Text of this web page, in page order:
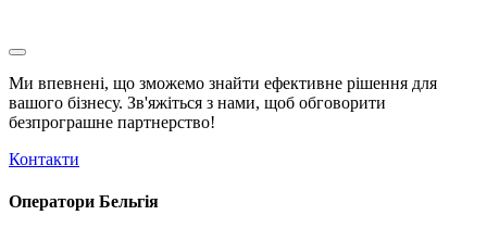
Ми впевнені, що зможемо знайти ефективне рішення для
вашого бізнесу. Зв'яжіться з нами, щоб обговорити
безпрограшне партнерство!
Контакти
Оператори Бельгія